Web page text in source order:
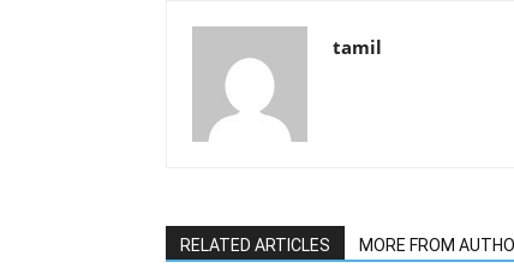
tamil
RELATED ARTICLES MORE FROM